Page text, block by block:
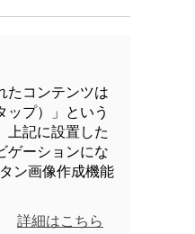
たコンテンツは
ップ）」という
上記に設置した
ゲーションにな
ン画像作成機能
詳細はこちら